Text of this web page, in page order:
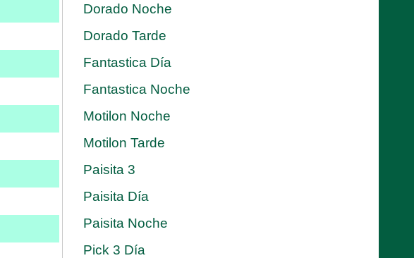
Dorado Noche
Dorado Tarde
Fantastica Día
Fantastica Noche
Motilon Noche
Motilon Tarde
Paisita 3
Paisita Día
Paisita Noche
Pick 3 Día